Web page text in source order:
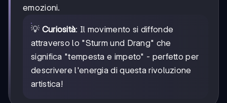
emozioni.
💡 Curiosità: Il movimento si diffonde
attraverso lo "Sturm und Drang" che
significa "tempesta e impeto" - perfetto per
descrivere l'energia di questa rivoluzione
artistica!